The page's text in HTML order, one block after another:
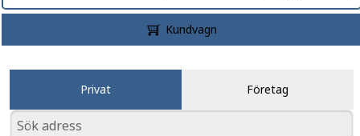
Kundvagn
Privat Företag